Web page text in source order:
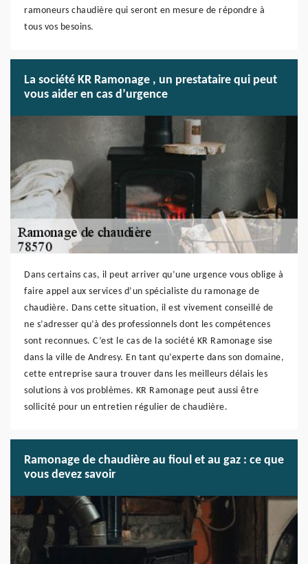
ramoneurs chaudière qui seront en mesure de répondre à
tous vos besoins.
La société KR Ramonage , un prestataire qui peut
vous aider en cas d’urgence
Dans certains cas, il peut arriver qu’une urgence vous oblige à
faire appel aux services d’un spécialiste du ramonage de
chaudière. Dans cette situation, il est vivement conseillé de
ne s’adresser qu’à des professionnels dont les compétences
sont reconnues. C’est le cas de la société KR Ramonage sise
dans la ville de Andresy. En tant qu’experte dans son domaine,
cette entreprise saura trouver dans les meilleurs délais les
solutions à vos problèmes. KR Ramonage peut aussi être
sollicité pour un entretien régulier de chaudière.
Ramonage de chaudière au fioul et au gaz : ce que
vous devez savoir